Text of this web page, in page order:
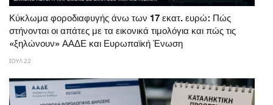
Κύκλωμα φοροδιαφυγής άνω των 17 εκατ. ευρώ: Πώς
στήνονται οι απάτες με τα εικονικά τιμολόγια και πώς τις
«ξηλώνουν» ΑΑΔΕ και Ευρωπαϊκή Ένωση
ΙΟΥΛ 22